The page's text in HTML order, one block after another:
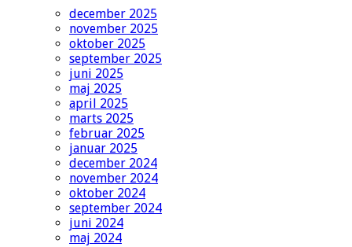
december 2025
november 2025
oktober 2025
september 2025
juni 2025
maj 2025
april 2025
marts 2025
februar 2025
januar 2025
december 2024
november 2024
oktober 2024
september 2024
juni 2024
maj 2024